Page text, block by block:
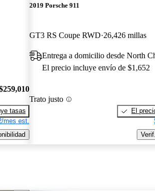
tasas
mes est.
2019 Porsche 911
GT3 RS Coupe RWD 26,426 millas
Entrega a domicilio desde North
El precio incluye envío de $1,652
Trato justo
El